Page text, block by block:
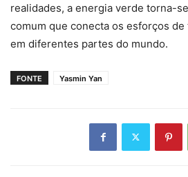
realidades, a energia verde torna-
comum que conecta os esforços
em diferentes partes do mundo.
FONTE Yasmin Yan